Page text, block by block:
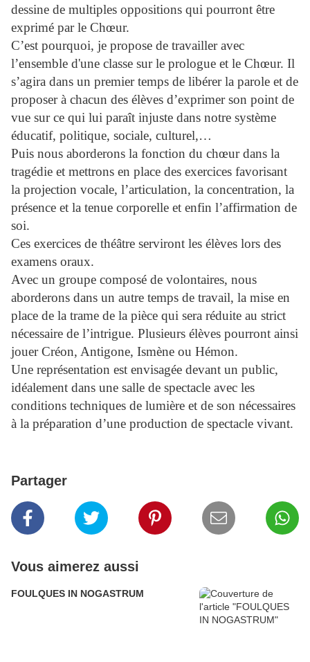
dessine de multiples oppositions qui pourront être
exprimé par le Chœur.
C’est pourquoi, je propose de travailler avec
l’ensemble d'une classe sur le prologue et le Chœur. Il
s’agira dans un premier temps de libérer la parole et de
proposer à chacun des élèves d’exprimer son point de
vue sur ce qui lui paraît injuste dans notre système
éducatif, politique, sociale, culturel,…
Puis nous aborderons la fonction du chœur dans la
tragédie et mettrons en place des exercices favorisant
la projection vocale, l’articulation, la concentration, la
présence et la tenue corporelle et enfin l’affirmation de
soi.
Ces exercices de théâtre serviront les élèves lors des
examens oraux.
Avec un groupe composé de volontaires, nous
aborderons dans un autre temps de travail, la mise en
place de la trame de la pièce qui sera réduite au strict
nécessaire de l’intrigue. Plusieurs élèves pourront ainsi
jouer Créon, Antigone, Ismène ou Hémon.
Une représentation est envisagée devant un public,
idéalement dans une salle de spectacle avec les
conditions techniques de lumière et de son nécessaires
à la préparation d’une production de spectacle vivant.
Partager
Vous aimerez aussi
FOULQUES IN NOGASTRUM